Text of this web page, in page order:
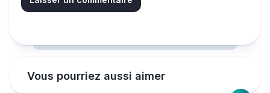
Vous pourriez aussi aimer